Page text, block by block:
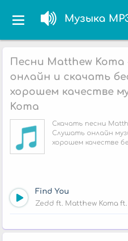
Музыка
Песни Matthew
онлайн и скачать
хорошем качестве
Koma
Скачать песни
Слушать онлайн
хорошем качестве
Find You